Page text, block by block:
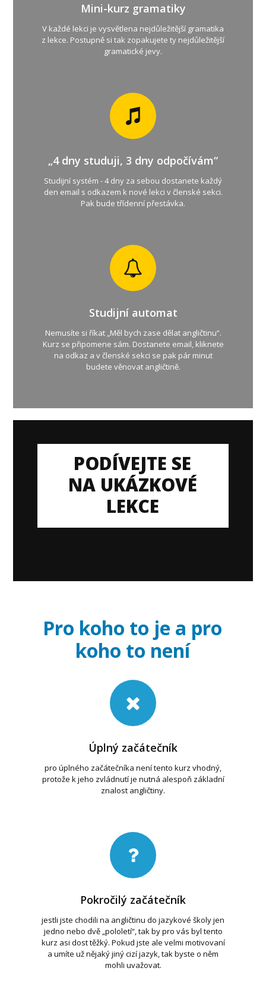
Mini-kurz gramatiky
V každé lekci je vysvětlena nejdůležitější gramatika
z lekce. Postupně si tak zopakujete ty nejdůležitější
gramatické jevy.
„4 dny studuji, 3 dny odpočívám“
Studijní systém - 4 dny za sebou dostanete každý
den email s odkazem k nové lekci v členské sekci.
Pak bude třídenní přestávka.
Studijní automat
Nemusíte si říkat „Měl bych zase dělat angličtinu“.
Kurz se připomene sám. Dostanete email, kliknete
na odkaz a v členské sekci se pak pár minut
budete věnovat angličtině.
PODÍVEJTE SE
NA UKÁZKOVÉ
LEKCE
Pro koho to je a pro
koho to není
Úplný začátečník
pro úplného začátečníka není tento kurz vhodný,
protože k jeho zvládnutí je nutná alespoň základní
znalost angličtiny.
Pokročilý začátečník
jestli jste chodili na angličtinu do jazykové školy jen
jedno nebo dvě „pololetí“, tak by pro vás byl tento
kurz asi dost těžký. Pokud jste ale velmi motivovaní
a umíte už nějaký jiný cizí jazyk, tak byste o něm
mohli uvažovat.